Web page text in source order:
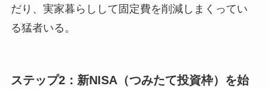
だり、実家暮らしして固定費を削減しまくってい
る猛者いる。
ステップ2：新NISA（つみたて投資枠）を始